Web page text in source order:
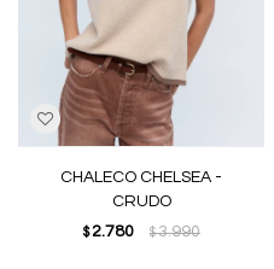
CHALECO CHELSEA -
CRUDO
$ 2.780 $3.990